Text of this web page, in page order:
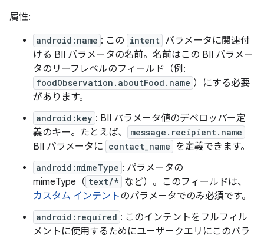
属性:
android:name : この intent パラメータに関連付
ける BII パラメータの名前。名前はこの BII パラメー
タのリーフレベルのフィールド（例:
foodObservation.aboutFood.name ）にする必要
があります。
android:key : BII パラメータ値のデベロッパー定
義のキー。たとえば、
message.recipient.name
BII パラメータに contact_name を定義できます。
android:mimeType : パラメータの
mimeType（ text/* など）。このフィールドは、
カスタム インテントのパラメータでのみ必須です。
android:required : このインテントをフルフィル
メントに使用するためにユーザークエリにこのパラ